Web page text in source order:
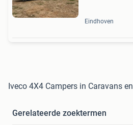
Eindhoven
Iveco 4X4 Campers in Caravans
Gerelateerde zoektermen